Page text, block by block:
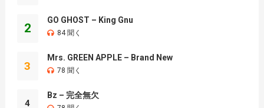
2
GO GHOST – King Gnu
84 聞く
3
Mrs. GREEN APPLE – Brand New
78 聞く
4
Bz – 完全無欠